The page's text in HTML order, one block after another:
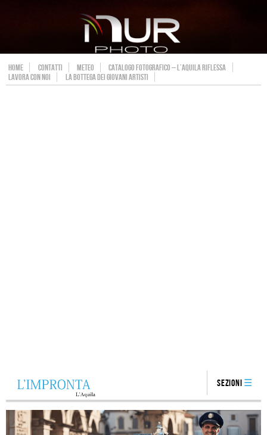
HOME CONTATTI METEO
CATALOGO FOTOGRAFICO – L’AQUILA RIFLESSA
LAVORA CON NOI
LA BOTTEGA DEI GIOVANI ARTISTI
Sezioni